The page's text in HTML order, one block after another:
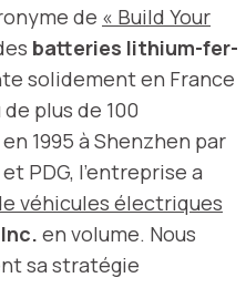
de « Build Your
batteries lithium-fer-
solidement en France
plus de 100
1995 à Shenzhen par
PDG, l’entreprise a
véhicules électriques
en volume. Nous
sa stratégie